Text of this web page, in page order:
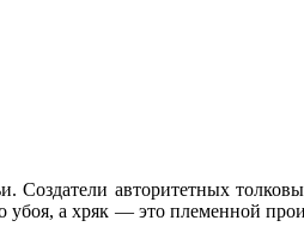
Создатели авторитетных
а хряк — это племенной